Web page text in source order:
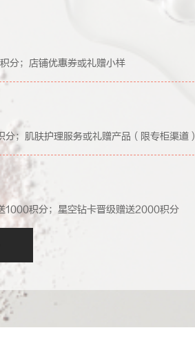
分；店铺优惠券或礼赠小样
分；肌肤护理服务或礼赠产品（限专柜渠道）
1000积分；星空钻卡晋级赠送2000积分